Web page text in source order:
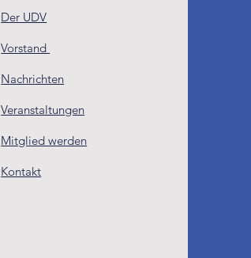
Der UDV
Vorstand
Nachrichten
Veranstaltungen
Mitglied werden
Kontakt